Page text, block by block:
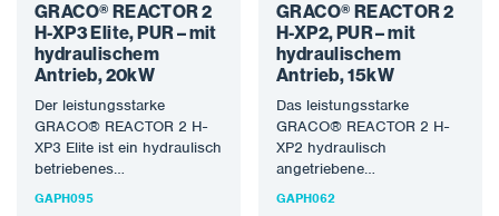
GRACO® REACTOR 2
H-XP3 Elite, PUR – mit
hydraulischem
Antrieb, 20kW
Der leistungsstarke
GRACO® REACTOR 2 H-
XP3 Elite ist ein hydraulisch
betriebenes
Applikationssystem zum
GAPH095
GRACO® REACTOR 2
H-XP2, PUR – mit
hydraulischem
Antrieb, 15kW
Das leistungsstarke
GRACO® REACTOR 2 H-
XP2 hydraulisch
angetriebene
Applikationssystem zum
GAPH062